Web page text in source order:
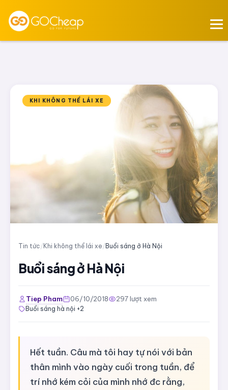
KHI KHÔNG THỂ LÁI XE
Tin tức / Khi không thể lái xe / Buổi sáng ở Hà Nội
Buổi sáng ở Hà Nội
Tiep Pham 06/10/2018 297 lượt xem
Buổi sáng hà nội +2
Hết tuần. Câu mà tôi hay tự nói với bản
thân mình vào ngày cuối trong tuần, để
trí nhớ kém cỏi của mình nhớ đc rằng,